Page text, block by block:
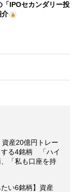
「IPOセカンダリー投
介
資産20億円トレー
する4銘柄 「ハイ
「私も口座を持
い6銘柄】資産